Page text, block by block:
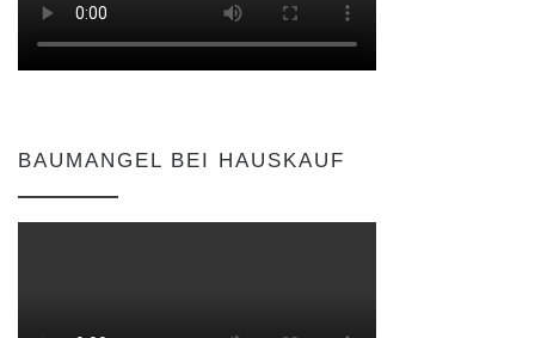
BAUMANGEL BEI HAUSKAUF